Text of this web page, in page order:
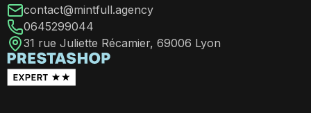
contact@mintfull.agency
0645299044
31 rue Juliette Récamier, 69006 Lyon